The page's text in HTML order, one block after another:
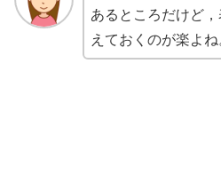
あるところだけど
えておくのが楽よね